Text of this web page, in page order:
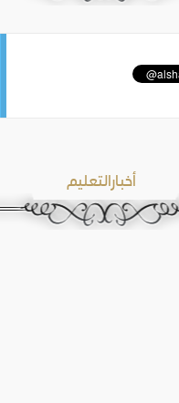
أخبارالتعليم